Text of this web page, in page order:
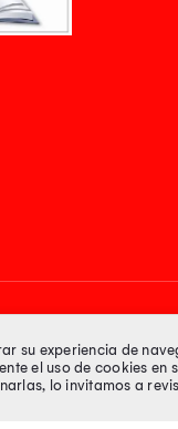
Medios
su experiencia de
el uso de cookies
lo invitamos a